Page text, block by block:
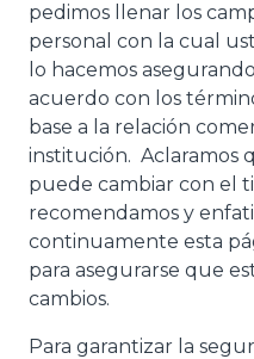
pedimos llenar los
personal con la cual
lo hacemos
acuerdo con los
base a la relación
institución. Aclaramos
puede cambiar con el
recomendamos y
continuamente esta
para asegurarse que
cambios.
Para garantizar la